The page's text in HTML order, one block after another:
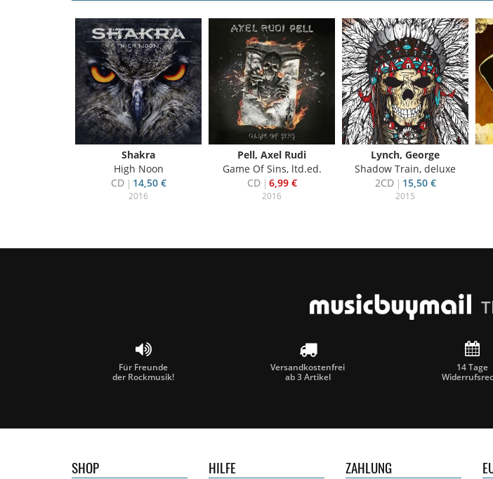
Shakra
High Noon
CD
14,50 €
2016
Pell, Axel Rudi
Game Of Sins, ltd.ed.
CD
6,99 €
2016
Lynch, George
Shadow Train, deluxe
2CD
15,50 €
2015
Für Freunde
der Rockmusik!
Versandkostenfrei
ab 3 Artikel
14 Tage
SHOP HILFE ZAHLUNG